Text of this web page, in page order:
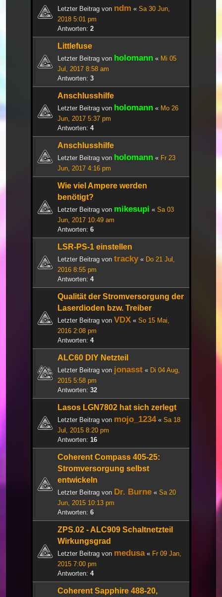
Letzter Beitrag von ndm « Sa 30 Jun,
2018 5:01 pm
Antworten: 2
Littlefuse
Letzter Beitrag von holomann « Mi 05
Jul, 2017 8:58 am
Antworten: 3
Anschlusshilfe
Letzter Beitrag von holomann « Mo 26
Jun, 2017 5:37 pm
Antworten: 4
Anschlusshilfe
Letzter Beitrag von holomann « Fr 23
Jun, 2017 4:16 pm
Wie viel Ampere werden
benötigt?
Letzter Beitrag von mikesupi « Sa 03
Jun, 2017 10:49 am
Antworten: 6
LSR-PS-1 einstellen
Letzter Beitrag von tracky« Do 21 Jul,
2016 8:55 pm
Antworten: 4
Qualität der Stromversorgung der
Laserdioden bzw. Treiber
Letzter Beitrag von VDX « So 15 Mai,
2016 2:08 pm
Antworten: 4
ALC60 DIY Netzteil
Letzter Beitrag von jonasst « Di 04 Aug,
2015 5:58 pm
Antworten: 32
Lasos LGN7802 hat sich zerlegt
Letzter Beitrag von mojo_1234« Sa 18
Jul, 2015 8:20 pm
Antworten: 16
Coherent Compass 405-25:
Stromversorgung selbst
entwickeln
Letzter Beitrag von Dr. Burne « Sa 20
Jun, 2015 10:13 pm
Antworten: 6
ZPS.02 - ALC909 Schaltnetzteil
Wirkungsgrad
Letzter Beitrag von medusa« Fr 09 Jan,
2015 7:00 pm
Antworten: 4
Coherent Sapphire 488-20,